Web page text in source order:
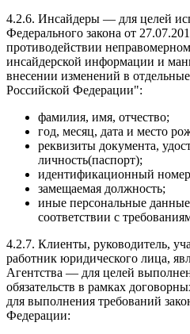
4.2.6. Инсайдеры — для целей
Федерального закона от
противодействии
инсайдерской информации и
внесении изменений в
Российской Федерации":
фамилия, имя, отчество;
год, месяц, дата и место
реквизиты документа,
личность(паспорт);
идентификационный
замещаемая должность;
иные персональные
соответствии с
4.2.7. Клиенты, руководитель,
работник юридического лица,
Агентства — для целей
обязательств в рамках
для выполнения требований
Федерации: